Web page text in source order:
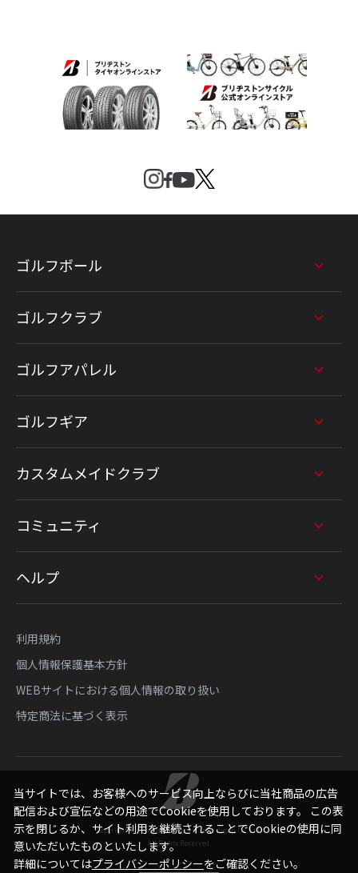
ゴルフボール
ゴルフクラブ
ゴルフアパレル
ゴルフギア
カスタムメイドクラブ
コミュニティ
ヘルプ
利用規約
個人情報保護基本方針
WEBサイトにおける個人情報の取り扱い
特定商法に基づく表示
Copyright © Bridgestone Sports Sales Japan Co., Ltd.
All Rights Reserved.
当サイトでは、お客様へのサービス向上ならびに当社商品の広告
配信および宣伝などの用途でCookieを使用しております。 この表
示を閉じるか、サイト利用を継続されることでCookieの使用に同
意いただいたものといたします。
詳細についてはプライバシーポリシーをご確認ください。